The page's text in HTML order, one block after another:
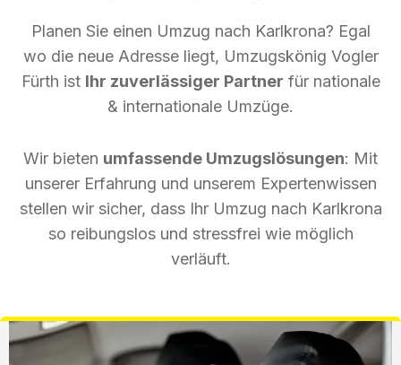
Planen Sie einen Umzug nach Karlkrona? Egal
wo die neue Adresse liegt, Umzugskönig Vogler
Fürth ist Ihr zuverlässiger Partner für nationale
& internationale Umzüge.
Wir bieten umfassende Umzugslösungen: Mit
unserer Erfahrung und unserem Expertenwissen
stellen wir sicher, dass Ihr Umzug nach Karlkrona
so reibungslos und stressfrei wie möglich
verläuft.